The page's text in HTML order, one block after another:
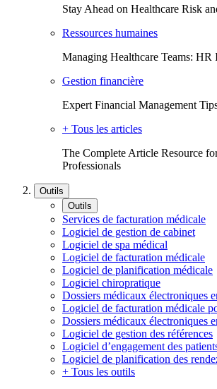
Stay Ahead on Healthcare Risk
Ressources humaines
Managing Healthcare Teams: HR
Gestion financière
Expert Financial Management
+ Tous les articles
The Complete Article Resource
Professionals
Outils
Outils
Services de facturation médicale
Logiciel de gestion de cabinet
Logiciel de spa médical
Logiciel de facturation médicale
Logiciel de planification médicale
Logiciel chiropratique
Dossiers médicaux électroniques
Logiciel de facturation médicale
Dossiers médicaux électroniques
Logiciel de gestion des références
Logiciel d’engagement des
Logiciel de planification des
+ Tous les outils